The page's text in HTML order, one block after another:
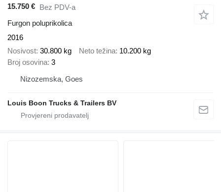
15.750 € Bez PDV-a
Furgon poluprikolica
2016
Nosivost 30.800 kg Neto težina 10.200 kg
Broj osovina 3
Nizozemska, Goes
Louis Boon Trucks & Trailers BV